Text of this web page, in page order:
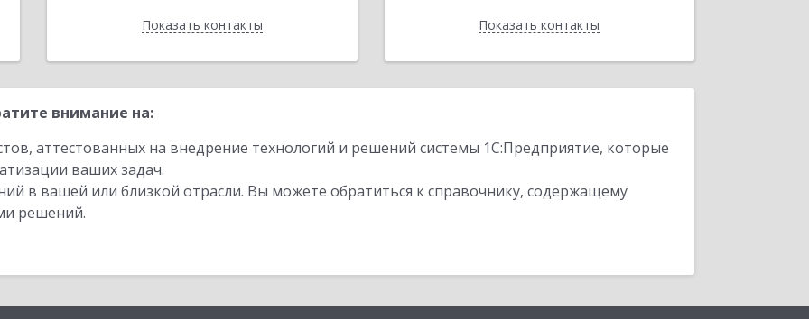
Показать контакты
Назад Показать контакты
Назад
внимание на:
аттестованных на внедрение технологий и решений системы 1С:Предприятие, которые
ваших задач.
в вашей или близкой отрасли. Вы можете обратиться к справочнику, содержащему
решений.